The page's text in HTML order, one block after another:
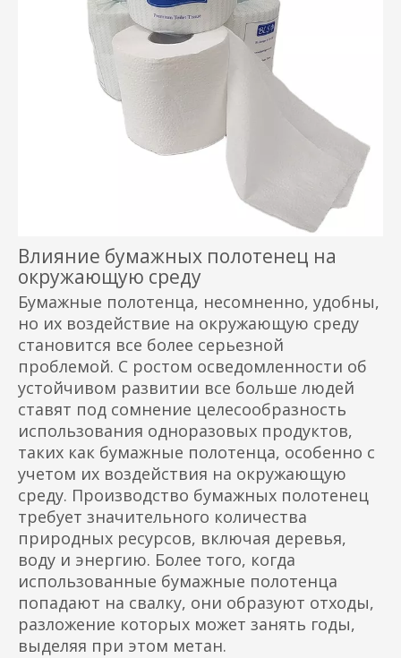
Влияние бумажных полотенец на
окружающую среду
Бумажные полотенца, несомненно, удобны,
но их воздействие на окружающую среду
становится все более серьезной
проблемой. С ростом осведомленности об
устойчивом развитии все больше людей
ставят под сомнение целесообразность
использования одноразовых продуктов,
таких как бумажные полотенца, особенно с
учетом их воздействия на окружающую
среду. Производство бумажных полотенец
требует значительного количества
природных ресурсов, включая деревья,
воду и энергию. Более того, когда
использованные бумажные полотенца
попадают на свалку, они образуют отходы,
разложение которых может занять годы,
выделяя при этом метан.